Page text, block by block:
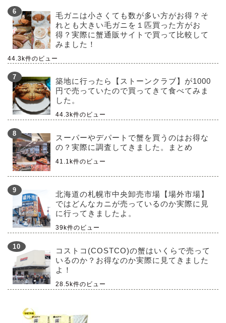
毛ガニは小さくても数が多い方がお得？そ
れとも大きい毛ガニを１匹買った方がお
得？実際に蟹通販サイトで買って比較して
みました！
44.3k件のビュー
築地に行ったら【ストーンクラブ】が1000
円で売っていたので買ってきて食べてみま
した。
44.3k件のビュー
スーパーやデパートで蟹を買うのはお得な
の？実際に調査してきました。まとめ
41.1k件のビュー
北海道の札幌市中央卸売市場【場外市場】
ではどんなカニが売っているのか実際に見
に行ってきましたよ。
39k件のビュー
コストコ(COSTCO)の蟹はいくらで売って
いるのか？お得なのか実際に見てきました
よ！
28.5k件のビュー